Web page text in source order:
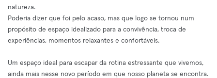
natureza.
Poderia dizer que foi pelo acaso, mas que logo se tornou num
propósito de espaço idealizado para a convivência, troca de
experiências, momentos relaxantes e confortáveis.
Um espaço ideal para escapar da rotina estressante que vivemos,
ainda mais nesse novo período em que nosso planeta se encontra.